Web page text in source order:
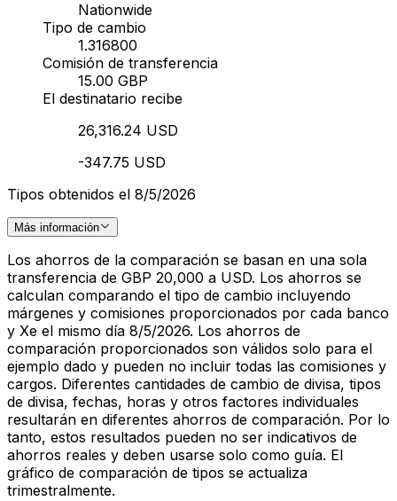
Nationwide
Tipo de cambio
1.316800
Comisión de transferencia
15.00 GBP
El destinatario recibe
26,316.24 USD
-347.75 USD
Tipos obtenidos el 8/5/2026
Más información
Los ahorros de la comparación se basan en una sola
transferencia de GBP 20,000 a USD. Los ahorros se
calculan comparando el tipo de cambio incluyendo
márgenes y comisiones proporcionados por cada banco
y Xe el mismo día 8/5/2026. Los ahorros de
comparación proporcionados son válidos solo para el
ejemplo dado y pueden no incluir todas las comisiones y
cargos. Diferentes cantidades de cambio de divisa, tipos
de divisa, fechas, horas y otros factores individuales
resultarán en diferentes ahorros de comparación. Por lo
tanto, estos resultados pueden no ser indicativos de
ahorros reales y deben usarse solo como guía. El
gráfico de comparación de tipos se actualiza
trimestralmente.